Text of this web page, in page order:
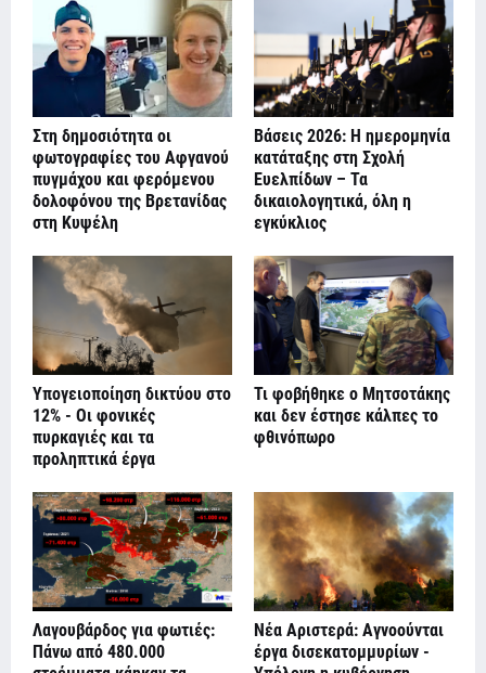
Στη δημοσιότητα οι
φωτογραφίες του Αφγανού
πυγμάχου και φερόμενου
δολοφόνου της Βρετανίδας
στη Κυψέλη
Βάσεις 2026: Η ημερομηνία
κατάταξης στη Σχολή
Ευελπίδων – Τα
δικαιολογητικά, όλη η
εγκύκλιος
Υπογειοποίηση δικτύου στο
12% - Οι φονικές
πυρκαγιές και τα
προληπτικά έργα
Τι φοβήθηκε ο Μητσοτάκης
και δεν έστησε κάλπες το
φθινόπωρο
Λαγουβάρδος για φωτιές:
Πάνω από 480.000
Νέα Αριστερά: Αγνοούνται
έργα δισεκατομμυρίων -